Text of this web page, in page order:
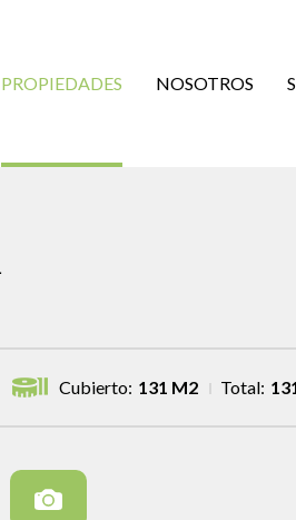
PROPIEDADES NOSOTROS
Cubierto: 131 M2 Total: